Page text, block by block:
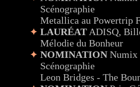
Scénographie
Metallica au Powertrip
LAURÉATADISQ,
Mélodie du Bonheur
NOMINATIONNumix
Scénographie
Leon Bridges - The